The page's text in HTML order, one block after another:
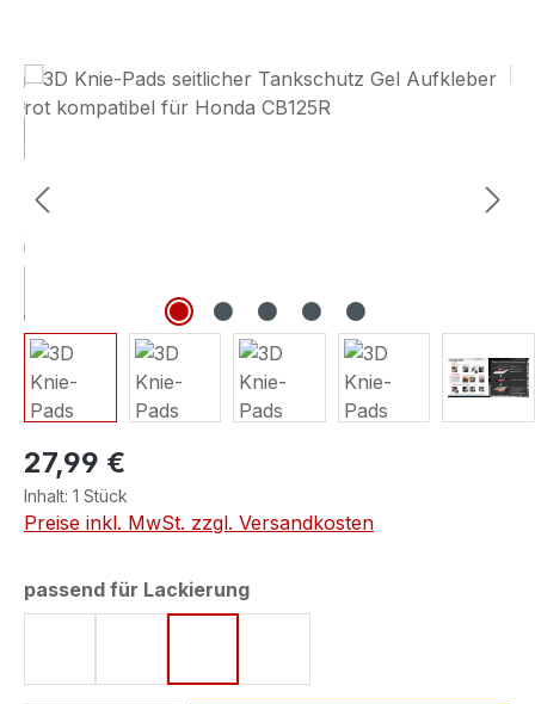
Bildergalerie überspringen
27,99 €
Inhalt: 1 Stück
Preise inkl. MwSt. zzgl. Versandkosten
passend für Lackierungauswählen